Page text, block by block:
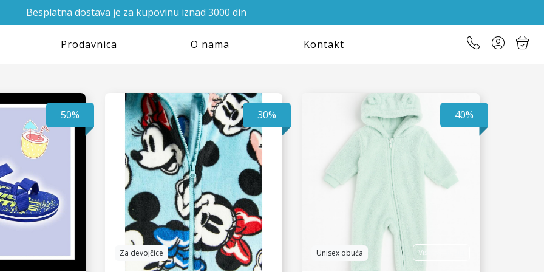
Besplatna dostava je za kupovinu iznad 3000 din
Prodavnica O nama Kontakt
50% 30%
Za devojčice
40%
Unisex obuća Više varijacija